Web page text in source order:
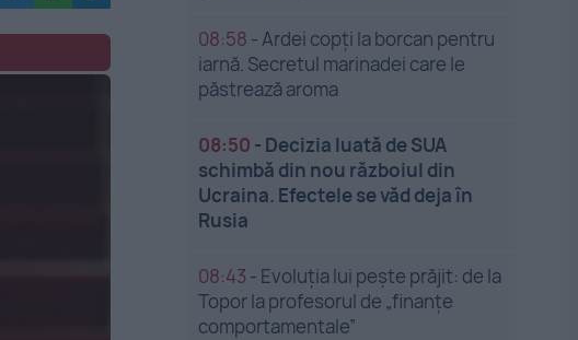
08:58 -Ardei copți la borcan pentru
iarnă. Secretul marinadei care le
păstrează aroma
08:50 - Decizia luată de SUA
schimbă din nou războiul din
Ucraina. Efectele se văd deja în
Rusia
08:43 - Evoluția lui pește prăjit: de la
Topor la profesorul de „finanțe
comportamentale”